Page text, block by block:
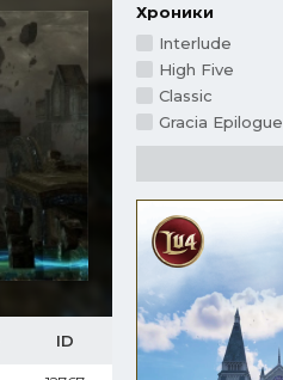
ID
Хроники
Interlude
High Five
Classic
Gracia Epilogue